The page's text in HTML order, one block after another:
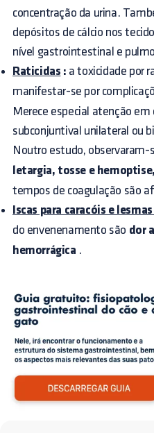
concentração da urina.
depósitos de cálcio nos
nível gastrointestinal e
Raticidas : a toxicidade por
manifestar-se por
Merece especial atenção
subconjuntival unilateral ou
Noutro estudo,
letargia, tosse e
tempos de coagulação são
Iscas para caracóis e
do envenenamento são dor
hemorrágica .